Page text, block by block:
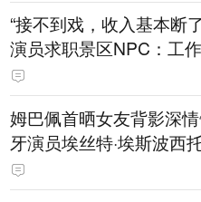
“接不到戏，收入基本断
演员求职景区NPC：工
下跌，留给我试错的时间
姆巴佩首晒女友背影深
牙演员埃丝特·埃斯波西
风暴》走红